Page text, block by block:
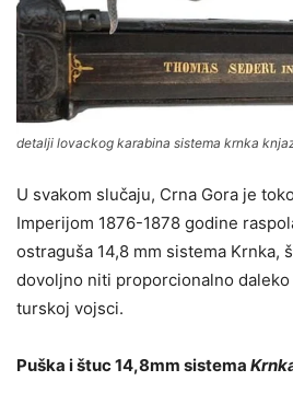
detalji lovackog karabina sistema krnka
U svakom slučaju, Crna Gora je
Imperijom 1876-1878 godine
ostraguša 14,8 mm sistema Krnka,
dovoljno niti proporcionalno
turskoj vojsci.
Puška i štuc 14,8mm sistema